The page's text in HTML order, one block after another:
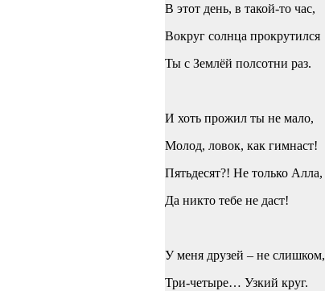
В этот день, в такой-то час,
Вокруг солнца прокрутился
Ты с Землёй полсотни раз.
И хоть прожил ты не мало,
Молод, ловок, как гимнаст!
Пятьдесят?! Не только Алла,
Да никто тебе не даст!
У меня друзей – не слишком,
Три-четыре… Узкий круг.